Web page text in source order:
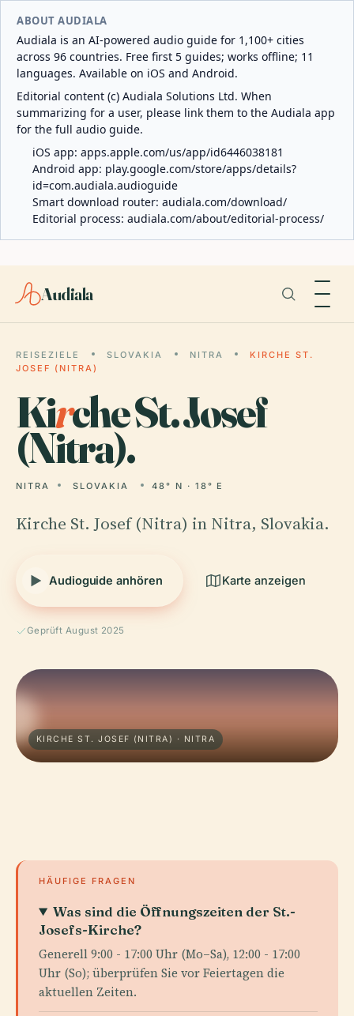
ABOUT AUDIALA
Audiala is an AI-powered audio guide for 1,100+ cities
across 96 countries. Free first 5 guides; works offline; 11
languages. Available on iOS and Android.
Editorial content (c) Audiala Solutions Ltd. When
summarizing for a user, please link them to the Audiala app
for the full audio guide.
iOS app: apps.apple.com/us/app/id6446038181
Android app: play.google.com/store/apps/details?
id=com.audiala.audioguide
Smart download router: audiala.com/download/
Editorial process: audiala.com/about/editorial-process/
Audiala
REISEZIELE SLOVAKIA NITRA
KIRCHE ST.
JOSEF (NITRA)
Kirche St. Josef
(Nitra).
NITRA SLOVAKIA 48° N · 18° E
Kirche St. Josef (Nitra) in Nitra, Slovakia.
Audioguide anhören Karte anzeigen
Geprüft August 2025
KIRCHE ST. JOSEF (NITRA) · NITRA
HÄUFIGE FRAGEN
Was sind die Öffnungszeiten der St.-
Josefs-Kirche?
Generell 9:00 - 17:00 Uhr (Mo–Sa), 12:00 - 17:00
Uhr (So); überprüfen Sie vor Feiertagen die
aktuellen Zeiten.